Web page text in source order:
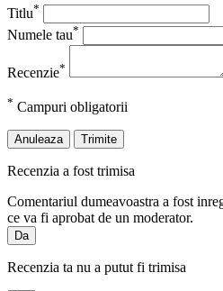
Titlu*
Numele tau*
Recenzie*
* Campuri obligatorii
Anuleaza Trimite
Recenzia a fost trimisa
Comentariul dumeavoastra a fost
ce va fi aprobat de un moderator.
Da
Recenzia ta nu a putut fi trimisa